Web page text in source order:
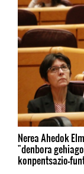
Nerea Ahedok
"denbora
konpentsazio-